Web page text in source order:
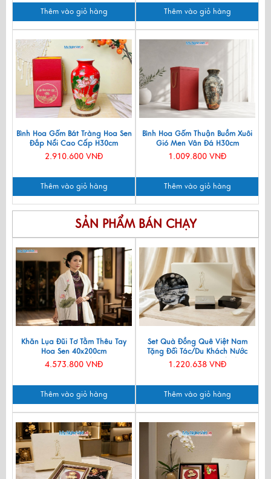
Thêm vào giỏ hàng Thêm vào giỏ hàng
Bình Hoa Gốm Bát Tràng Hoa Sen
Đắp Nổi Cao Cấp H30cm
LHGML01-4
2.910.600 VNĐ
Thêm vào giỏ hàng
Bình Hoa Gốm Thuận Buồm Xuôi
Gió Men Vân Đá H30cm
LHGML01-5
1.009.800 VNĐ
Thêm vào giỏ hàng
SẢN PHẨM BÁN CHẠY
Khăn Lụa Đũi Tơ Tằm Thêu Tay
Hoa Sen 40x200cm
KLNC40200/10
4.573.800 VNĐ
Thêm vào giỏ hàng
Set Quà Đồng Quê Việt Nam
Tặng Đối Tác/Du Khách Nước
Ngoài - Đĩa Sơn Mài/ Hộp
Namecard & Đế Lót Ly Sơn Mài
1.220.638 VNĐ
Thêm vào giỏ hàng